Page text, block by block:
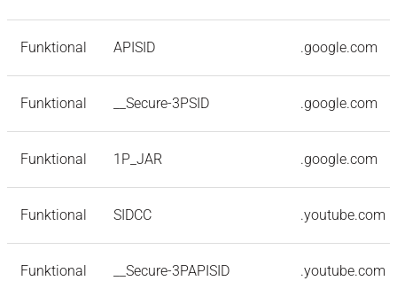
Funktional APISID .google.com
Funktional __Secure-3PSID .google.com
Funktional 1P_JAR .google.com
Funktional SIDCC .youtube.com
Funktional __Secure-3PAPISID .youtube.com